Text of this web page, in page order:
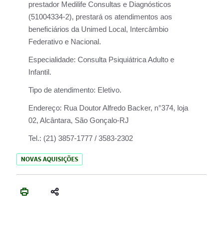
prestador Medilife Consultas e Diagnósticos
(51004334-2), prestará os atendimentos aos
beneficiários da Unimed Local, Intercâmbio
Federativo e Nacional.
Especialidade: Consulta Psiquiátrica Adulto e
Infantil.
Tipo de atendimento: Eletivo.
Endereço: Rua Doutor Alfredo Backer, n°374, loja
02, Alcântara, São Gonçalo-RJ
Tel.: (21) 3857-1777 / 3583-2302
NOVAS AQUISIÇÕES